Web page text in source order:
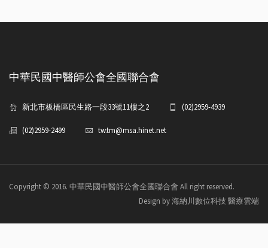
中華民國中醫師公會全國聯合會
新北市板橋區民生路一段33號11樓之2 (02)2959-4939
(02)2959-2499 tw.tm@msa.hinet.net
Copyright © 2016. 中華民國中醫師公會全國聯合會 All right reserved.
Design by 海納川數位科技 醫療雲端